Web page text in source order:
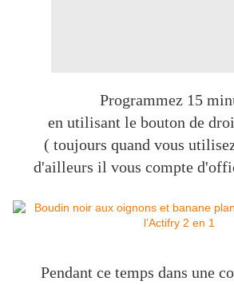
Programmez 15
en utilisant le bouton de
( toujours quand vous
d'ailleurs il vous compte
Pendant ce temps dans une